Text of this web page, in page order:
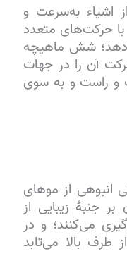
اشیاء به‌سرعت و
حرکت‌های متعدد
دهد؛ شش ماهیچه
آن را در جهات
و راست و به سوی
انبوهی از موهای
جنبهٔ زیبایی از
می‌کنند؛ و در
طرف بالا می‌تابد